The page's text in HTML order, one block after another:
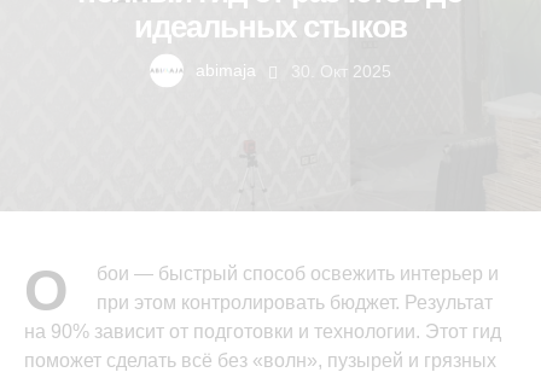
идеальных стыков
abimaja 30. Окт 2025
О
бои — быстрый способ освежить интерьер и
при этом контролировать бюджет. Результат
на 90% зависит от подготовки и технологии. Этот гид
поможет сделать всё без «волн», пузырей и грязных